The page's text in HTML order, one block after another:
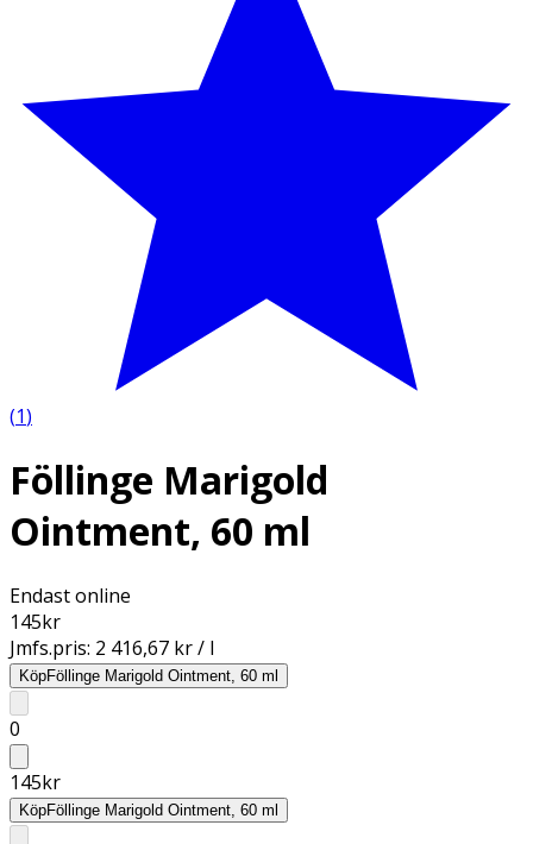
(1)
Föllinge Marigold
Ointment, 60 ml
Endast online
145kr
Jmfs.pris: 2 416,67 kr / l
KöpFöllinge Marigold Ointment, 60 ml
0
145kr
KöpFöllinge Marigold Ointment, 60 ml